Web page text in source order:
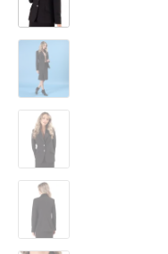
ROCHII LUNGI
ROCHII DE DANTELA
COSTUME DAMA
IDEI DE CADOURI